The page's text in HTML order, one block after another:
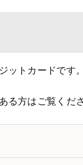
ットカードです。
る方はご覧くださ